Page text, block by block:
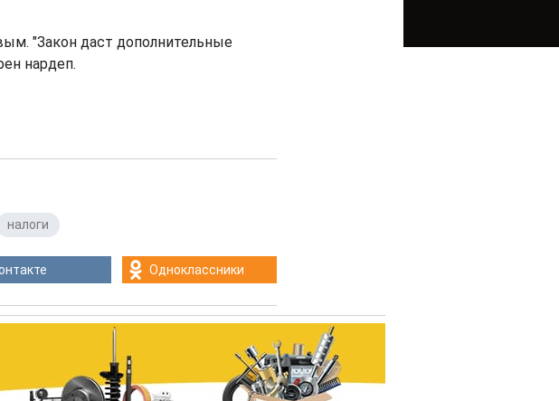
"Закон даст дополнительные
нардеп.
налоги
Одноклассники